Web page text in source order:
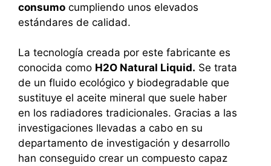
consumo cumpliendo unos elevados
estándares de calidad.
La tecnología creada por este fabricante es
conocida como H2O Natural Liquid. Se trata
de un fluido ecológico y biodegradable que
sustituye el aceite mineral que suele haber
en los radiadores tradicionales. Gracias a las
investigaciones llevadas a cabo en su
departamento de investigación y desarrollo
han conseguido crear un compuesto capaz